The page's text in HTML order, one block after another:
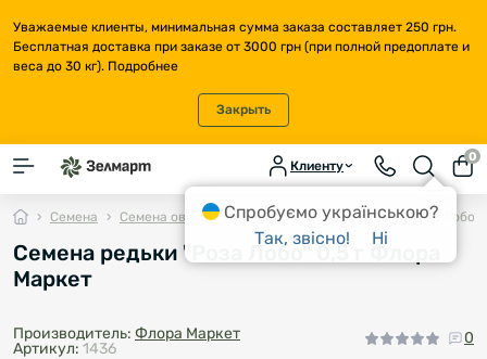
Уважаемые клиенты, минимальная сумма заказа составляет 250 грн.
Бесплатная доставка при заказе от 3000 грн (при полной предоплате и
веса до 30 кг). Подробнее
Закрыть
Клиенту
0
Семена Семена овощей Редька Семена редьки "Роза Лобо"
Семена редьки "Роза Лобо" 0,5 г Флора
Маркет
Производитель: Флора Маркет
Артикул: 1436
0
Спробуємо українською?
Так, звісно!
Ні